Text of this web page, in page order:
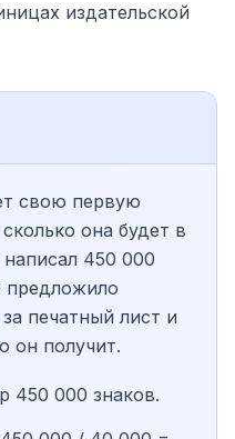
издательской
свою первую
она будет в
450 000
предложило
печатный лист и
он получит.
450 000 знаков.